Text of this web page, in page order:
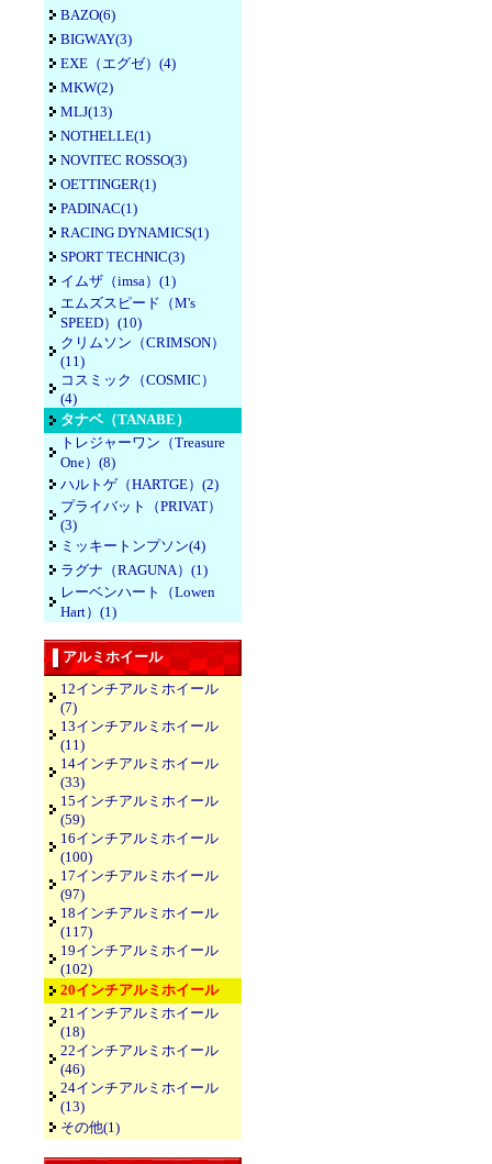
BAZO(6)
BIGWAY(3)
EXE（エグゼ）(4)
MKW(2)
MLJ(13)
NOTHELLE(1)
NOVITEC ROSSO(3)
OETTINGER(1)
PADINAC(1)
RACING DYNAMICS(1)
SPORT TECHNIC(3)
イムザ（imsa）(1)
エムズスピード（M's
SPEED）(10)
クリムソン（CRIMSON）
(11)
コスミック（COSMIC）
(4)
タナベ（TANABE）
トレジャーワン（Treasure
One）(8)
ハルトゲ（HARTGE）(2)
プライバット（PRIVAT）
(3)
ミッキートンプソン(4)
ラグナ（RAGUNA）(1)
レーベンハート（Lowen
Hart）(1)
アルミホイール
12インチアルミホイール
(7)
13インチアルミホイール
(11)
14インチアルミホイール
(33)
15インチアルミホイール
(59)
16インチアルミホイール
(100)
17インチアルミホイール
(97)
18インチアルミホイール
(117)
19インチアルミホイール
(102)
20インチアルミホイール
21インチアルミホイール
(18)
22インチアルミホイール
(46)
24インチアルミホイール
(13)
その他(1)